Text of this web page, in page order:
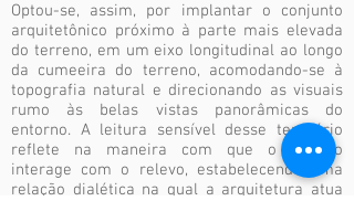
Optou-se, assim, por implantar o conjunto
arquitetônico próximo à parte mais elevada
do terreno, em um eixo longitudinal ao longo
da cumeeira do terreno, acomodando-se à
topografia natural e direcionando as visuais
rumo às belas vistas panorâmicas do
entorno. A leitura sensível desse território
reflete na maneira com que o projeto
interage com o relevo, estabelecendo uma
relação dialética na qual a arquitetura atua